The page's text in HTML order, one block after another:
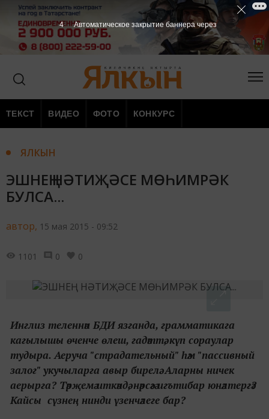
ТЕКСТ ВИДЕО ФОТО КОНКУРС
ЯЛКЫН
ЭШНЕҢ НӘТИҖӘСЕ МӨҺИМРӘК
БУЛСА...
автор, 15 мая 2015 - 09:52
1101 0 0
Инглиз теленнән БДИ язганда, грамматикага
кагылышы өченче өлеш, гадәттә, күп сораулар
тудыра. Аеруча "страдательный" һәм "пассивный
залог" укучыларга авыр бирелә. Аларны ничек
аерырга? Тәрҗемә иткәндә, нәрсәгә игътибар юнәлтергә?
Кайсы сүзнең нинди үзенчәлеге бар?
3 Автоматическое закрытие баннера через